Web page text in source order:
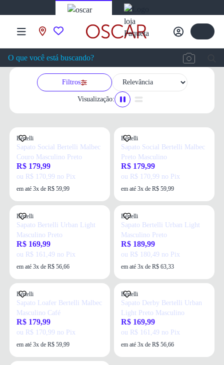
Filtros
Visualização:
Bertelli
Sapato Social Bertelli Malbec
Couro Masculino Preto
R$ 179,99
ou R$ 170,99 no Pix
em até 3x de R$ 59,99
Bertelli
Sapato Social Bertelli Malbec
Preto Masculino
R$ 179,99
ou R$ 170,99 no Pix
em até 3x de R$ 59,99
Bertelli
Sapato Bertelli Urban Light
Masculino Preto
R$ 169,99
ou R$ 161,49 no Pix
em até 3x de R$ 56,66
Bertelli
Sapato Bertelli Urban Light
Masculino Preto
R$ 189,99
ou R$ 180,49 no Pix
em até 3x de R$ 63,33
Bertelli
Sapato Loafer Bertelli Malbec
Masculino Café
R$ 179,99
ou R$ 170,99 no Pix
em até 3x de R$ 59,99
Bertelli
Sapato Derby Bertelli Urban
Light Preto Masculino
R$ 169,99
ou R$ 161,49 no Pix
em até 3x de R$ 56,66